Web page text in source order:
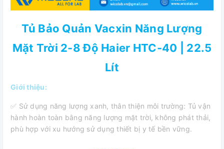
Tủ Bảo Quản Vacxin Năng Lượng
Mặt Trời 2-8 Độ Haier HTC-40 | 22.5
Lít
Giới thiệu:
✅ Sử dụng năng lượng xanh, thân thiện môi trường: Tủ vận
hành hoàn toàn bằng năng lượng mặt trời, không phát thải,
phù hợp với xu hướng sử dụng thiết bị y tế bền vững.